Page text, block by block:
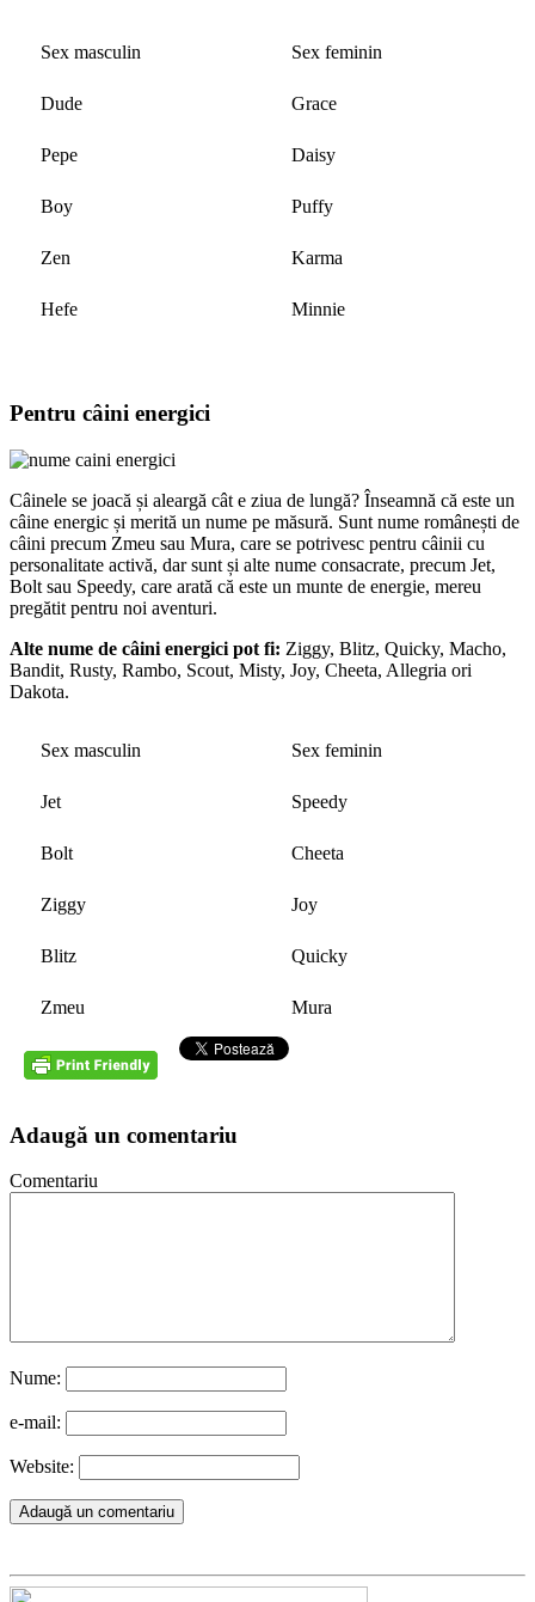
Sex masculin Sex feminin
Dude Grace
Pepe Daisy
Boy Puffy
Zen Karma
Hefe Minnie
Pentru câini energici
Câinele se joacă și aleargă cât e ziua de lungă? Înseamnă că este un
câine energic și merită un nume pe măsură. Sunt nume românești de
câini precum Zmeu sau Mura, care se potrivesc pentru câinii cu
personalitate activă, dar sunt și alte nume consacrate, precum Jet,
Bolt sau Speedy, care arată că este un munte de energie, mereu
pregătit pentru noi aventuri.
Alte nume de câini energici pot fi: Ziggy, Blitz, Quicky, Macho,
Bandit, Rusty, Rambo, Scout, Misty, Joy, Cheeta, Allegria ori
Dakota.
Sex masculin Sex feminin
Jet Speedy
Bolt Cheeta
Ziggy Joy
Blitz Quicky
Zmeu Mura
Adaugă un comentariu
Comentariu
Nume:
e-mail:
Website: